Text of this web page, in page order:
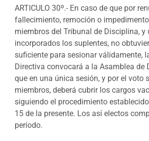
ARTICULO 30º.- En caso de que por
fallecimiento, remoción o
miembros del Tribunal de Disciplina, y
incorporados los suplentes, no
suficiente para sesionar válidamente,
Directiva convocará a la Asamblea de
que en una única sesión, y por el voto
miembros, deberá cubrir los cargos
siguiendo el procedimiento
15 de la presente. Los así electos
período.